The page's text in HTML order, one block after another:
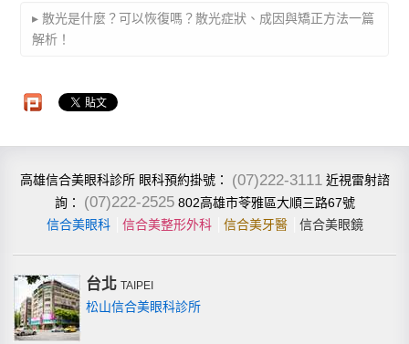
▸ 散光是什麼？可以恢復嗎？散光症狀、成因與矯正方法一篇
解析！
高雄信合美眼科診所 眼科預約掛號： (07)222-3111 近視雷射諮
詢： (07)222-2525 802高雄市苓雅區大順三路67號
信合美眼科
信合美整形外科 信合美牙醫 信合美眼鏡
台北 TAIPEI
松山信合美眼科診所